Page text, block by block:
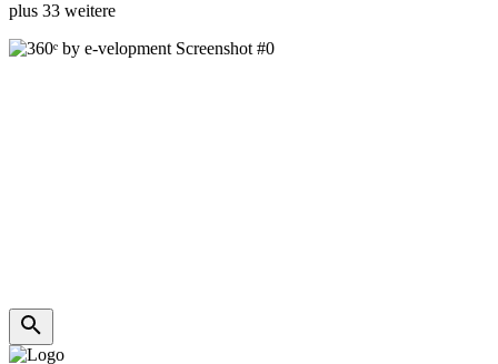
plus 33 weitere